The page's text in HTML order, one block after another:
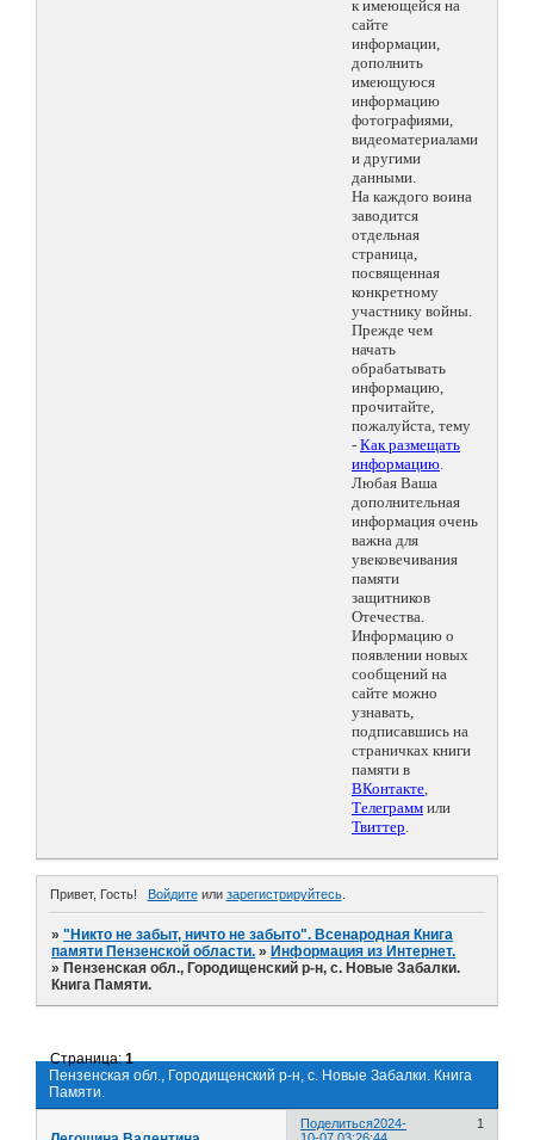
к имеющейся на
сайте
информации,
дополнить
имеющуюся
информацию
фотографиями,
видеоматериалами
и другими
данными.
На каждого воина
заводится
отдельная
страница,
посвященная
конкретному
участнику войны.
Прежде чем
начать
обрабатывать
информацию,
прочитайте,
пожалуйста, тему
- Как размещать
информацию.
Любая Ваша
дополнительная
информация очень
важна для
увековечивания
памяти
защитников
Отечества.
Информацию о
появлении новых
сообщений на
сайте можно
узнавать,
подписавшись на
страничках книги
памяти в
ВКонтакте,
Телеграмм или
Твиттер.
Привет, Гость! Войдитеили зарегистрируйтесь.
»"Никто не забыт, ничто не забыто". Всенародная Книга
памяти Пензенской области. » Информация из Интернет.
» Пензенская обл., Городищенский р-н, с. Новые Забалки.
Книга Памяти.
Пензенская обл., Городищенский р-н, с. Новые Забалки. Книга
Памяти.
Страница:1
Поделиться 1
2024-